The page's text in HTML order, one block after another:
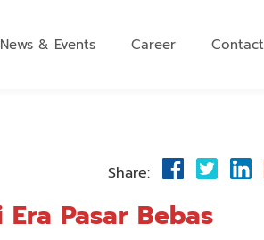
News & Events Career Contact
Share:
Pasar Bebas